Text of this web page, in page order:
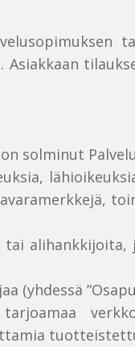
Asiakkaan
solminut
alihankkijoita,
(yhdessä